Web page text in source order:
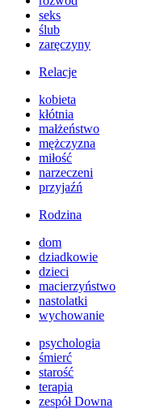
seks
ślub
zaręczyny
Relacje
kobieta
kłótnia
małżeństwo
mężczyzna
miłość
narzeczeni
przyjaźń
Rodzina
dom
dziadkowie
dzieci
macierzyństwo
nastolatki
wychowanie
psychologia
śmierć
starość
terapia
zespół Downa